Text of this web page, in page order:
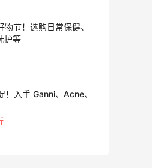
节！选购日常保健、
护等
！入手 Ganni、Acne、